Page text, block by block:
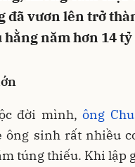
đã vươn lên trở
năm hơn 14
đời mình,ông
ông sinh rất nhiều
túng thiếu. Khi lập